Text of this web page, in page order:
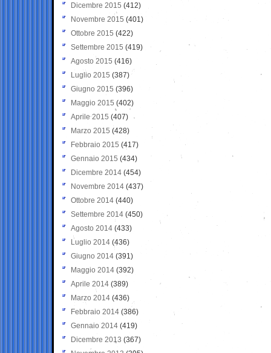
Dicembre 2015 (412)
Novembre 2015 (401)
Ottobre 2015 (422)
Settembre 2015 (419)
Agosto 2015 (416)
Luglio 2015 (387)
Giugno 2015 (396)
Maggio 2015 (402)
Aprile 2015 (407)
Marzo 2015 (428)
Febbraio 2015 (417)
Gennaio 2015 (434)
Dicembre 2014 (454)
Novembre 2014 (437)
Ottobre 2014 (440)
Settembre 2014 (450)
Agosto 2014 (433)
Luglio 2014 (436)
Giugno 2014 (391)
Maggio 2014 (392)
Aprile 2014 (389)
Marzo 2014 (436)
Febbraio 2014 (386)
Gennaio 2014 (419)
Dicembre 2013 (367)